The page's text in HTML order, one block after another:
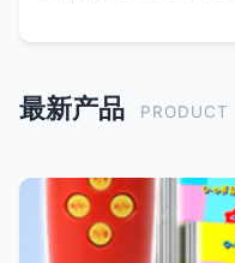
最新产品 PRODUCT